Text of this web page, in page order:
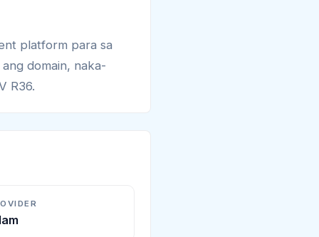
platform para sa
domain, naka-
R36.